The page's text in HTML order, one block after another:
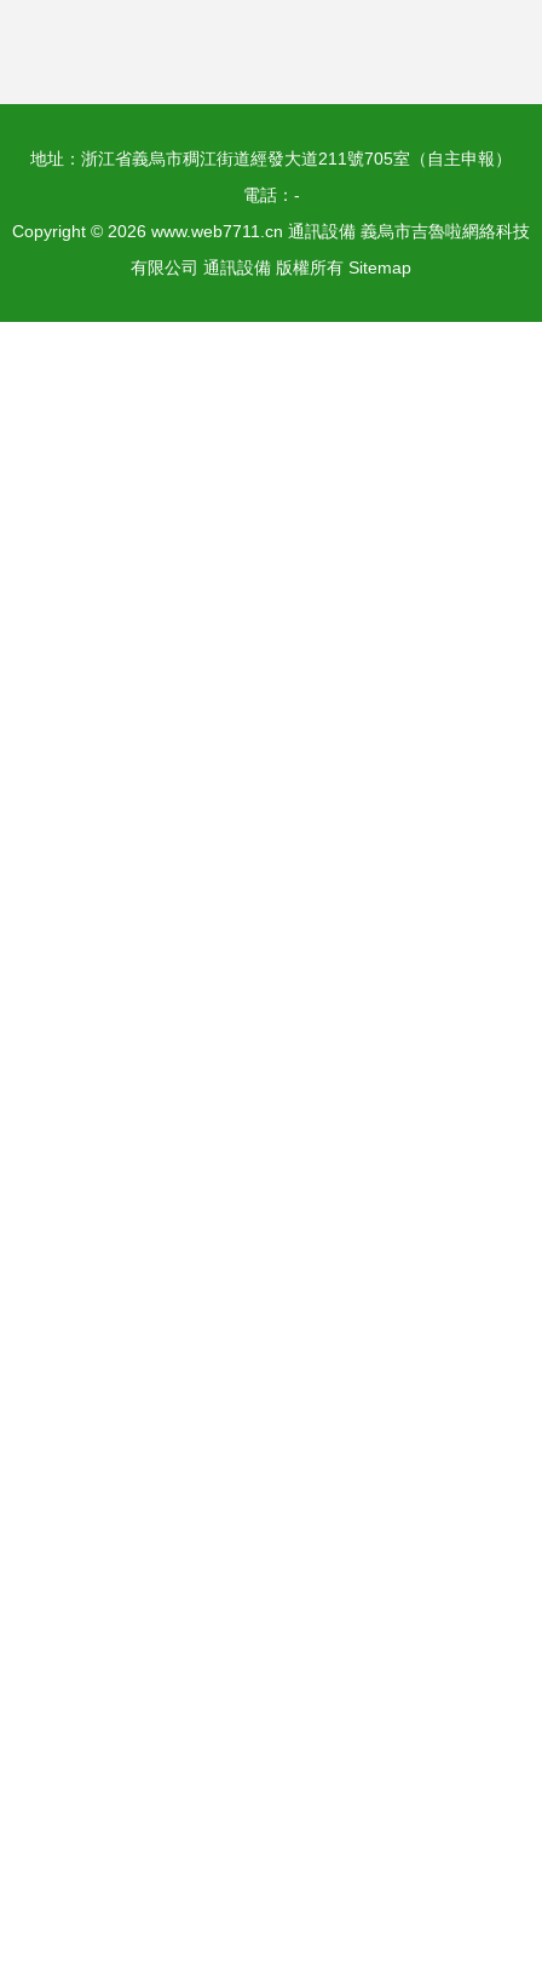
地址：浙江省義烏市稠江街道經發大道211號705室（自主申報）
電話：-
Copyright © 2026 www.web7711.cn 通訊設備 義烏市吉魯啦網絡科技
有限公司 通訊設備 版權所有 Sitemap